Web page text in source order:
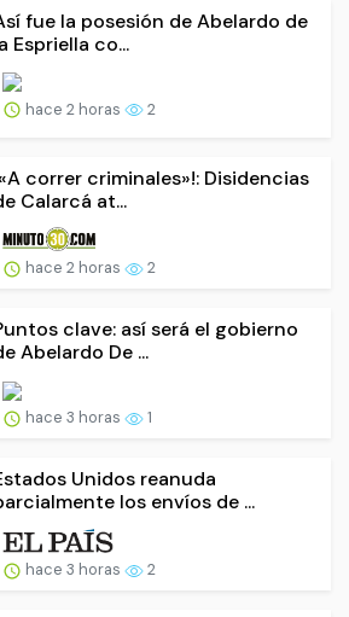
fue la posesión de Abelardo de
Espriella co...
hace 2 horas 2
correr criminales»!: Disidencias
Calarcá at...
hace 2 horas 2
clave: así será el gobierno
Abelardo De ...
hace 3 horas 1
Unidos reanuda
los envíos de ...
hace 3 horas 2